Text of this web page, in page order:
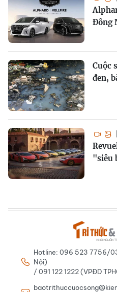
Đông
Cuộc
đen,
"siêu
Hotline: 096 523 7756/
Nội)
/ 091 122 1222 (VPĐD